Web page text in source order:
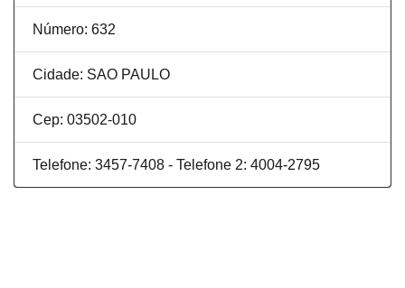
Número: 632
Cidade: SAO PAULO
Cep: 03502-010
Telefone: 3457-7408 - Telefone 2: 4004-2795